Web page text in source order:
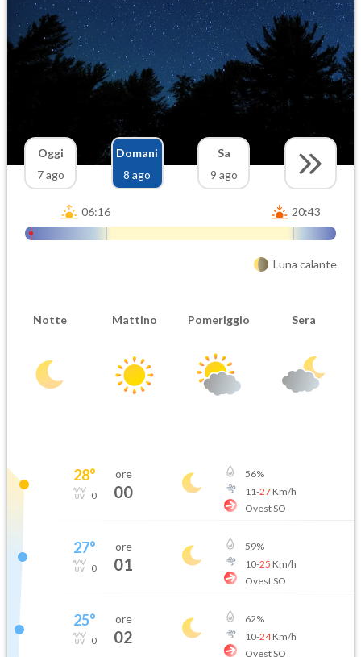
Oggi
7 ago
Domani
8 ago
Sa
9 ago
06:16 20:43
Luna calante
Notte Mattino Pomeriggio Sera
28°
0
ore
00
56%
11-27Km/h
Ovest SO
27°
0
ore
01
59%
10-25 Km/h
Ovest SO
25°
0
ore
02
62%
10-24Km/h
Ovest SO